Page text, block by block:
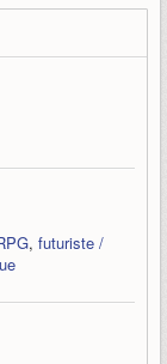
, futuriste /